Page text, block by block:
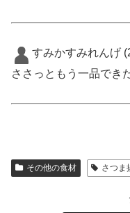
すみかすみれんげ
ささっともう一品でき
その他の食材 さつま